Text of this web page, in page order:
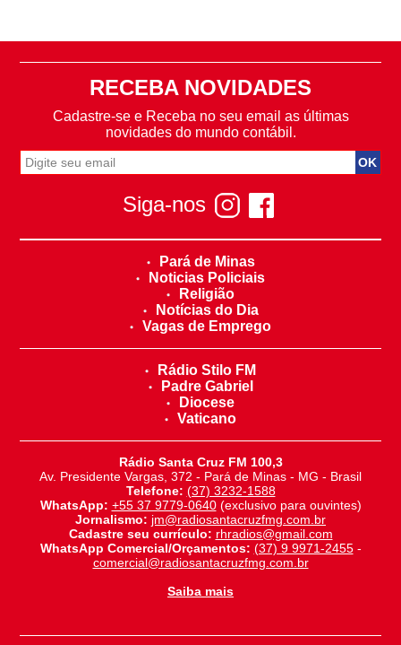
RECEBA NOVIDADES
Cadastre-se e Receba no seu email as últimas
novidades do mundo contábil.
Siga-nos
Pará de Minas
Noticias Policiais
Religião
Notícias do Dia
Vagas de Emprego
Rádio Stilo FM
Padre Gabriel
Diocese
Vaticano
Rádio Santa Cruz FM 100,3
Av. Presidente Vargas, 372 - Pará de Minas - MG - Brasil
Telefone: (37) 3232-1588
WhatsApp: +55 37 9779-0640(exclusivo para ouvintes)
Jornalismo: jm@radiosantacruzfmg.com.br
Cadastre seu currículo: rhradios@gmail.com
WhatsApp Comercial/Orçamentos: (37) 9 9971-2455-
comercial@radiosantacruzfmg.com.br
Saiba mais